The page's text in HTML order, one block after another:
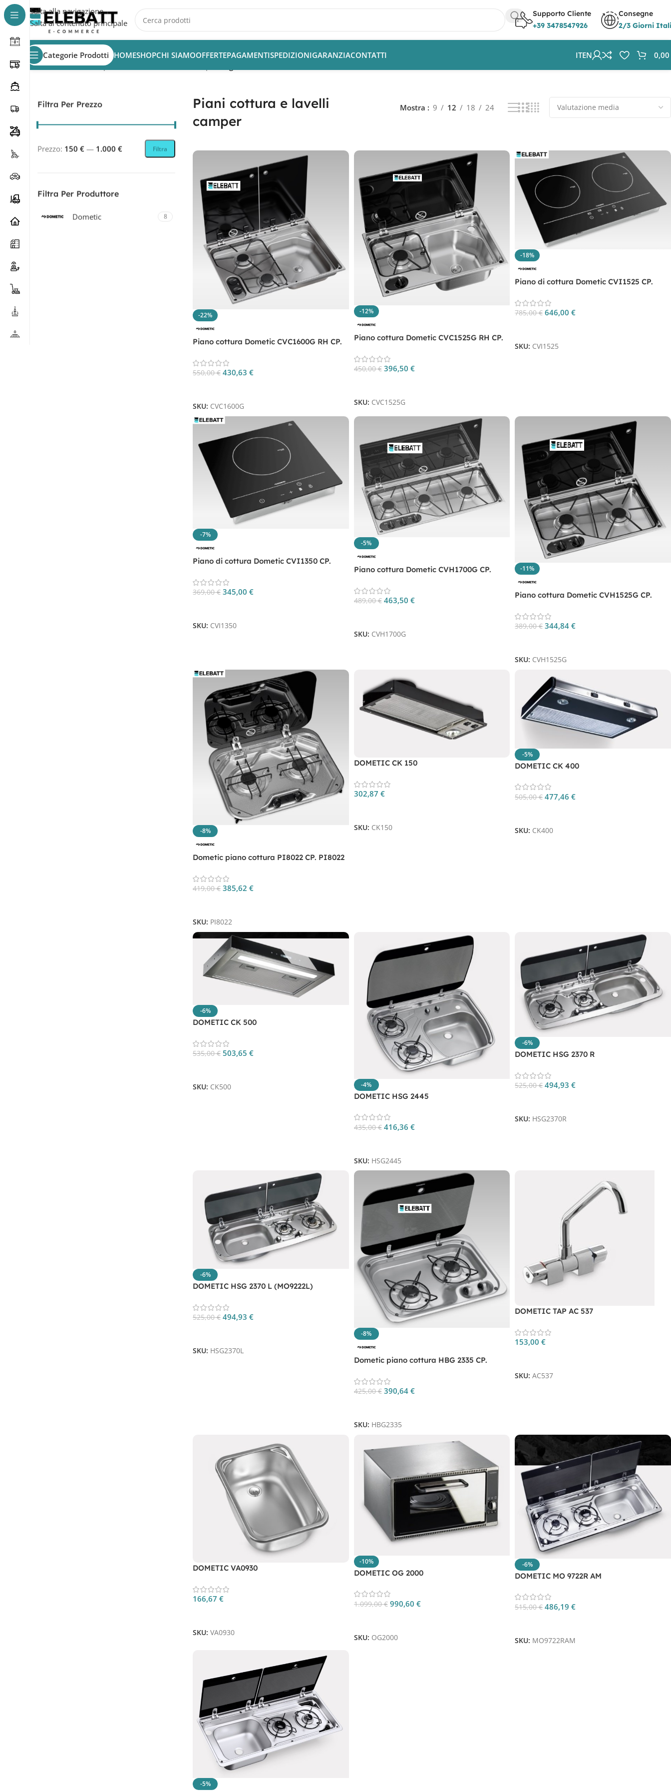
Salta alla navigazione
Salta al contenuto principale
Supporto Cliente
+39 3478547926
Consegne
2/3 Giorni
Categorie Prodotti HOMESHOPCHI SIAMOOFFERTEPAGAMENTISPEDIZIONIGARANZIACONTATTI ITEN
0,00
Home/Accessori Camper
Filtra Per Prezzo
Filtra
Prezzo: 150 € — 1.000 €
Filtra Per Produttore
Dometic 8
Piani cottura e lavelli
camper
Mostra 9 12 18 24
-22%
Piano cottura Dometic CVC1600G RH CP.
550,00€ 430,63 €
SKU: CVC1600G
-12%
Piano cottura Dometic CVC1525G RH CP.
450,00€ 396,50 €
SKU: CVC1525G
-18%
Piano di cottura Dometic CVI1525 CP.
785,00€ 646,00€
SKU: CVI1525
-7%
Piano di cottura Dometic CVI1350 CP.
369,00€ 345,00 €
SKU: CVI1350
-5%
Piano cottura Dometic CVH1700G CP.
489,00€ 463,50 €
SKU: CVH1700G
-11%
Piano cottura Dometic CVH1525G CP.
389,00€ 344,84€
SKU: CVH1525G
-8%
Dometic piano cottura PI8022 CP. PI8022
419,00€ 385,62 €
SKU: PI8022
DOMETIC CK 150
302,87 €
SKU: CK150
-5%
DOMETIC CK 400
505,00€ 477,46€
SKU: CK400
-6%
DOMETIC CK 500
535,00€ 503,65 €
SKU: CK500 -4%
DOMETIC HSG 2445
435,00€ 416,36 €
SKU: HSG2445
-6%
DOMETIC HSG 2370 R
525,00€ 494,93€
SKU: HSG2370R
-6%
DOMETIC HSG 2370 L (MO9222L)
525,00€ 494,93 €
SKU: HSG2370L
-8%
Dometic piano cottura HBG 2335 CP.
425,00€ 390,64 €
SKU: HBG2335
DOMETIC TAP AC 537
153,00€
SKU:AC537
DOMETIC VA0930
166,67 €
SKU: VA0930
-10%
DOMETIC OG 2000
1.099,00€ 990,60 €
SKU: OG2000
-6%
DOMETIC MO 9722R AM
515,00€ 486,19€
SKU: MO9722RAM
-5%